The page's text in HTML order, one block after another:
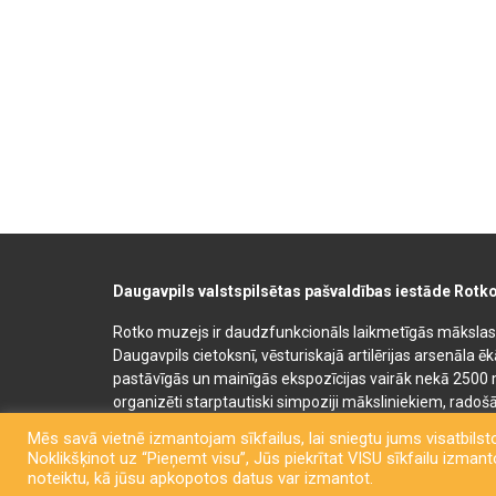
Daugavpils valstspilsētas pašvaldības iestāde
Rotko muzejs ir daudzfunkcionāls laikmetīgās
Daugavpils cietoksnī, vēsturiskajā artilērijas arsenāla
pastāvīgās un mainīgās ekspozīcijas vairāk nekā
organizēti starptautiski simpoziji māksliniekiem,
semināru un konferenču telpas. Rotko muzeja telpās
kafejnīca. Līdzās Rotko muzejam 2022. gadā tika
Mēs savā vietnē izmantojam sīkfailus, lai sniegtu jums
Noklikšķinot uz “Pieņemt visu”, Jūs piekrītat VISU sīkfailu
noteiktu, kā jūsu apkopotos datus var izmantot.